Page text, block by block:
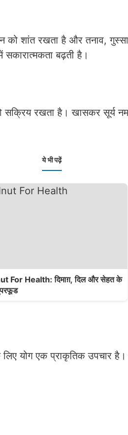
को शांत रखता है और तनाव,
बढ़ती है।
को सक्रिय रखता है। खासकर
ये भी पढ़ें
For Health: दिमाग़, दिल और सेहत के
योग एक प्राकृतिक उपचार